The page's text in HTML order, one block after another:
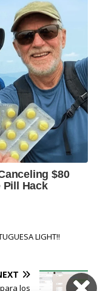
LIGHT!!
los